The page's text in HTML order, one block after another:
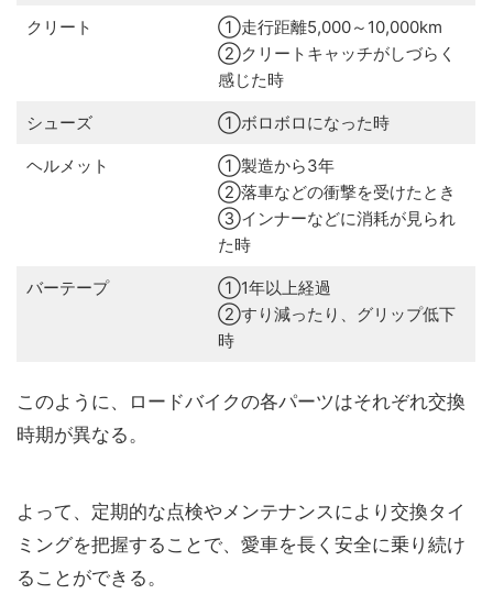
クリート
①走行距離5,000～10,000km
②クリートキャッチがしづらく
感じた時
シューズ ①ボロボロになった時
ヘルメット
①製造から3年
②落車などの衝撃を受けたとき
③インナーなどに消耗が見られ
た時
バーテープ
①1年以上経過
②すり減ったり、グリップ低下
時
このように、ロードバイクの各パーツはそれぞれ交換
時期が異なる。
よって、定期的な点検やメンテナンスにより交換タイ
ミングを把握することで、愛車を長く安全に乗り続け
ることができる。